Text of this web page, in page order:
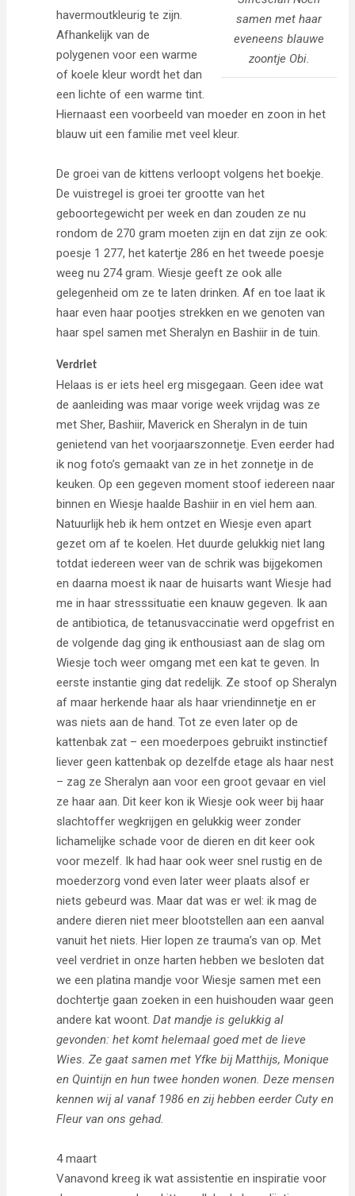
samen met haar
eveneens blauwe
zoontje Obi.
havermoutkleurig te zijn.
Afhankelijk van de
polygenen voor een warme
of koele kleur wordt het dan
een lichte of een warme tint.
Hiernaast een voorbeeld van moeder en zoon in het
blauw uit een familie met veel kleur.
De groei van de kittens verloopt volgens het boekje.
De vuistregel is groei ter grootte van het
geboortegewicht per week en dan zouden ze nu
rondom de 270 gram moeten zijn en dat zijn ze ook:
poesje 1 277, het katertje 286 en het tweede poesje
weeg nu 274 gram. Wiesje geeft ze ook alle
gelegenheid om ze te laten drinken. Af en toe laat ik
haar even haar pootjes strekken en we genoten van
haar spel samen met Sheralyn en Bashiir in de tuin.
Verdriet
Helaas is er iets heel erg misgegaan. Geen idee wat
de aanleiding was maar vorige week vrijdag was ze
met Sher, Bashiir, Maverick en Sheralyn in de tuin
genietend van het voorjaarszonnetje. Even eerder had
ik nog foto’s gemaakt van ze in het zonnetje in de
keuken. Op een gegeven moment stoof iedereen naar
binnen en Wiesje haalde Bashiir in en viel hem aan.
Natuurlijk heb ik hem ontzet en Wiesje even apart
gezet om af te koelen. Het duurde gelukkig niet lang
totdat iedereen weer van de schrik was bijgekomen
en daarna moest ik naar de huisarts want Wiesje had
me in haar stresssituatie een knauw gegeven. Ik aan
de antibiotica, de tetanusvaccinatie werd opgefrist en
de volgende dag ging ik enthousiast aan de slag om
Wiesje toch weer omgang met een kat te geven. In
eerste instantie ging dat redelijk. Ze stoof op Sheralyn
af maar herkende haar als haar vriendinnetje en er
was niets aan de hand. Tot ze even later op de
kattenbak zat – een moederpoes gebruikt instinctief
liever geen kattenbak op dezelfde etage als haar nest
– zag ze Sheralyn aan voor een groot gevaar en viel
ze haar aan. Dit keer kon ik Wiesje ook weer bij haar
slachtoffer wegkrijgen en gelukkig weer zonder
lichamelijke schade voor de dieren en dit keer ook
voor mezelf. Ik had haar ook weer snel rustig en de
moederzorg vond even later weer plaats alsof er
niets gebeurd was. Maar dat was er wel: ik mag de
andere dieren niet meer blootstellen aan een aanval
vanuit het niets. Hier lopen ze trauma’s van op. Met
veel verdriet in onze harten hebben we besloten dat
we een platina mandje voor Wiesje samen met een
dochtertje gaan zoeken in een huishouden waar geen
andere kat woont. Dat mandje is gelukkig al
gevonden: het komt helemaal goed met de lieve
Wies. Ze gaat samen met Yfke bij Matthijs, Monique
en Quintijn en hun twee honden wonen. Deze mensen
kennen wij al vanaf 1986 en zij hebben eerder Cuty en
Fleur van ons gehad.
4 maart
Vanavond kreeg ik wat assistentie en inspiratie voor